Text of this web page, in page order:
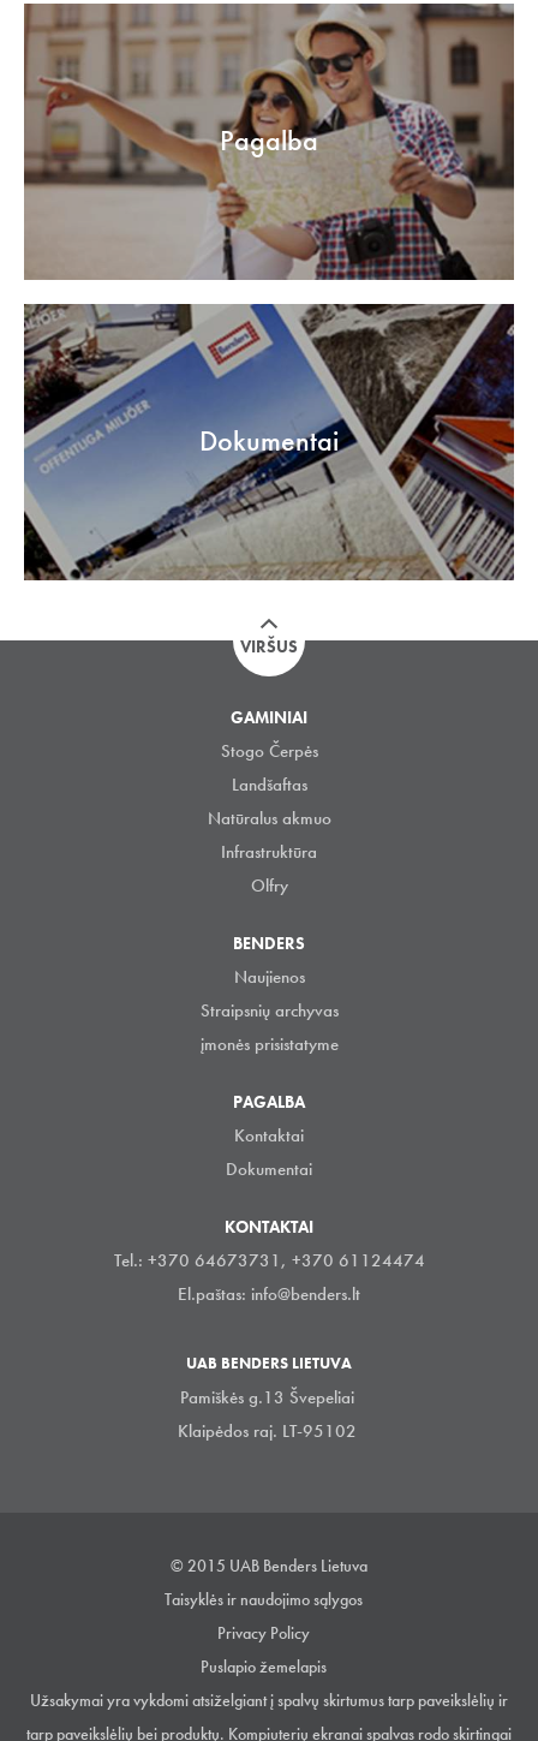
Pagalba
Dokumentai
VIRŠUS
GAMINIAI
Stogo Čerpės
Landšaftas
Natūralus akmuo
Infrastruktūra
Olfry
BENDERS
Naujienos
Straipsnių archyvas
įmonės prisistatyme
PAGALBA
Kontaktai
Dokumentai
KONTAKTAI
Tel.: +370 64673731, +370 61124474
El.paštas: info@benders.lt
UAB BENDERS LIETUVA
Pamiškės g.13 Švepeliai
Klaipėdos raj. LT-95102
© 2015 UAB Benders Lietuva
Taisyklės ir naudojimo sąlygos
Privacy Policy
Puslapio žemelapis
Užsakymai yra vykdomi atsiželgiant į spalvų skirtumus tarp paveikslėlių ir
tarp paveikslėlių bei produktų. Kompiuterių ekranai spalvas rodo skirtingai